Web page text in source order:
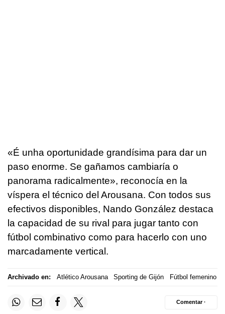
«É unha oportunidade grandísima para dar un
paso enorme. Se gañamos cambiaría o
panorama radicalmente», reconocía en la
víspera el técnico del Arousana. Con todos sus
efectivos disponibles, Nando González destaca
la capacidad de su rival para jugar tanto con
fútbol combinativo como para hacerlo con uno
marcadamente vertical.
Archivado en: Atlético Arousana Sporting de Gijón Fútbol femenino
Comentar ·